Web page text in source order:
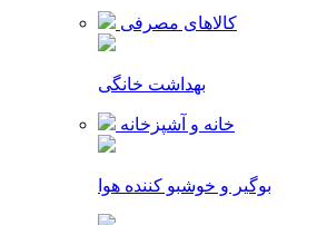
کالاهای مصرفی
بهداشت خانگی
خانه و آشپزخانه
بوگیر و خوشبو کننده هوا